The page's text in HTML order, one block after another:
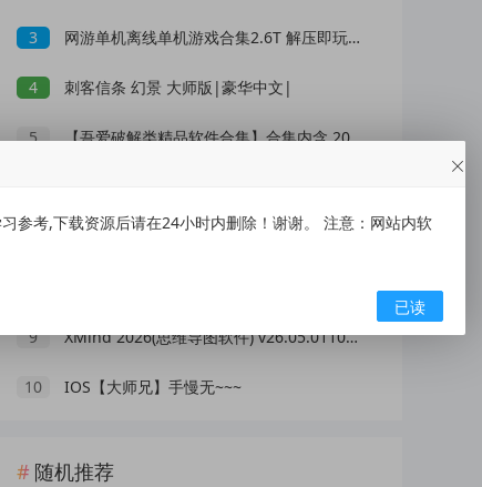
3 网游单机离线单机游戏合集2.6T 解压即玩 网盘下载 一键端免安装免配置
4 刺客信条 幻景 大师版|豪华中文|
5 【吾爱破解类精品软件合集】合集内含 2000 +实用工具 【1.5GB】
央视曝光网红漂流乱象：别把消暑漂流变成一场冒险赌命
9 XMind 2026(思维导图软件) v26.05.01105 中文绿色版
10 IOS【大师兄】手慢无~~~
随机推荐
参考,下载资源后请在24小时内删除！谢谢。 注意：网站内软
已读